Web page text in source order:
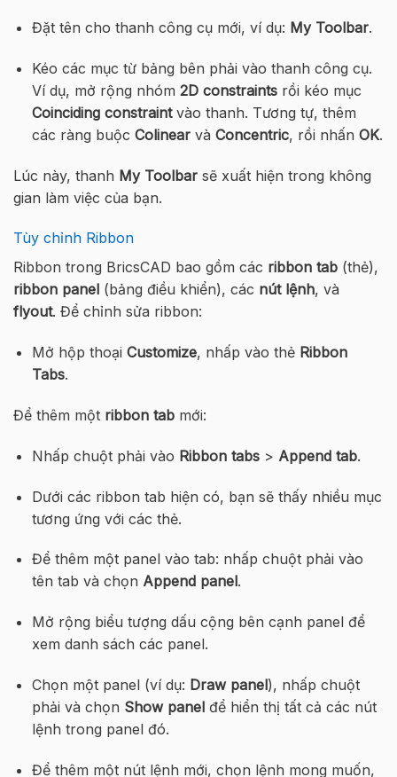
Đặt tên cho thanh công cụ mới, ví dụ: My Toolbar.
Kéo các mục từ bảng bên phải vào thanh công cụ.
Ví dụ, mở rộng nhóm 2D constraintsrồi kéo mục
Coinciding constraintvào thanh. Tương tự, thêm
các ràng buộc Colinearvà Concentric, rồi nhấn OK.
Lúc này, thanh My Toolbar sẽ xuất hiện trong không
gian làm việc của bạn.
Tùy chỉnh Ribbon
Ribbon trong BricsCAD bao gồm các ribbon tab (thẻ),
ribbon panel (bảng điều khiển), các nút lệnh, và
flyout. Để chỉnh sửa ribbon:
Mở hộp thoại Customize, nhấp vào thẻ Ribbon
Tabs.
Để thêm một ribbon tab mới:
Nhấp chuột phải vào Ribbon tabs> Append tab.
Dưới các ribbon tab hiện có, bạn sẽ thấy nhiều mục
tương ứng với các thẻ.
Để thêm một panel vào tab: nhấp chuột phải vào
tên tab và chọn Append panel.
Mở rộng biểu tượng dấu cộng bên cạnh panel để
xem danh sách các panel.
Chọn một panel (ví dụ: Draw panel), nhấp chuột
phải và chọn Show panelđể hiển thị tất cả các nút
lệnh trong panel đó.
Để thêm một nút lệnh mới, chọn lệnh mong muốn,